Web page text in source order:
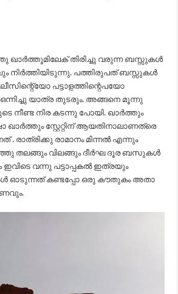
ഖാർത്തൂമിലേക് തിരിച്ചു വരുന്ന ബസ്സുകൾ
നിർത്തിയിടുന്നു. പത്തിരുപത് ബസ്സുകൾ
പട്ടാളത്തിന്റെപയോ
യാത്ര തുടരും. അങ്ങനെ മൂന്നു
നീണ്ട നിര കടന്നു പോയി. ഖാർത്തും
സ്റ്റേറ്റിന് ആയതിനാലാണത്രെ
രാമാനം മിന്നൽ എന്നും
തലങ്ങും വിലങ്ങും ദീർഘ ദൂര ബസുകൾ
ഇവിടെ വന്നു പട്ടാപ്പകൽ ഇത്രയും
ഓടുന്നത് കണ്ടപ്പോ ഒരു കൗതുകം അതാ